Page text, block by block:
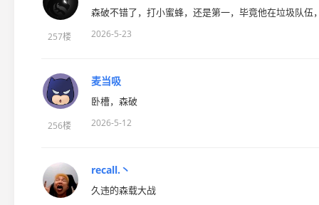
257楼
森破不错了，打小蜜蜂，还是第一，毕竟他在垃圾队
2026-5-23
256楼
麦当吸
卧槽，森破
2026-5-12
recall.丶
久违的森载大战